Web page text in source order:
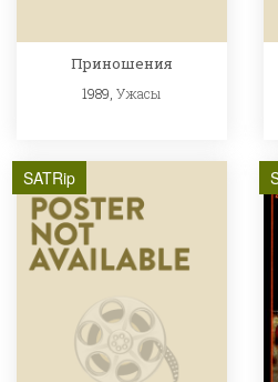
Приношения
1989,Ужасы
SATRip